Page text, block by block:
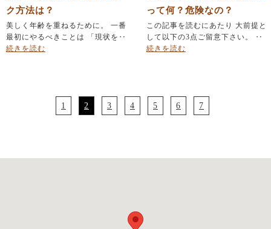
ク方法は？
美しく年齢を重ねるために。 一番
最初にやるべきことは 「現状を‥
続きを読む
って何？危険なの？
この記事を読むにあたり 大前提と
して以下の3点ご留意下さい。 ‥
続きを読む
1 2 3 4 5 6 7